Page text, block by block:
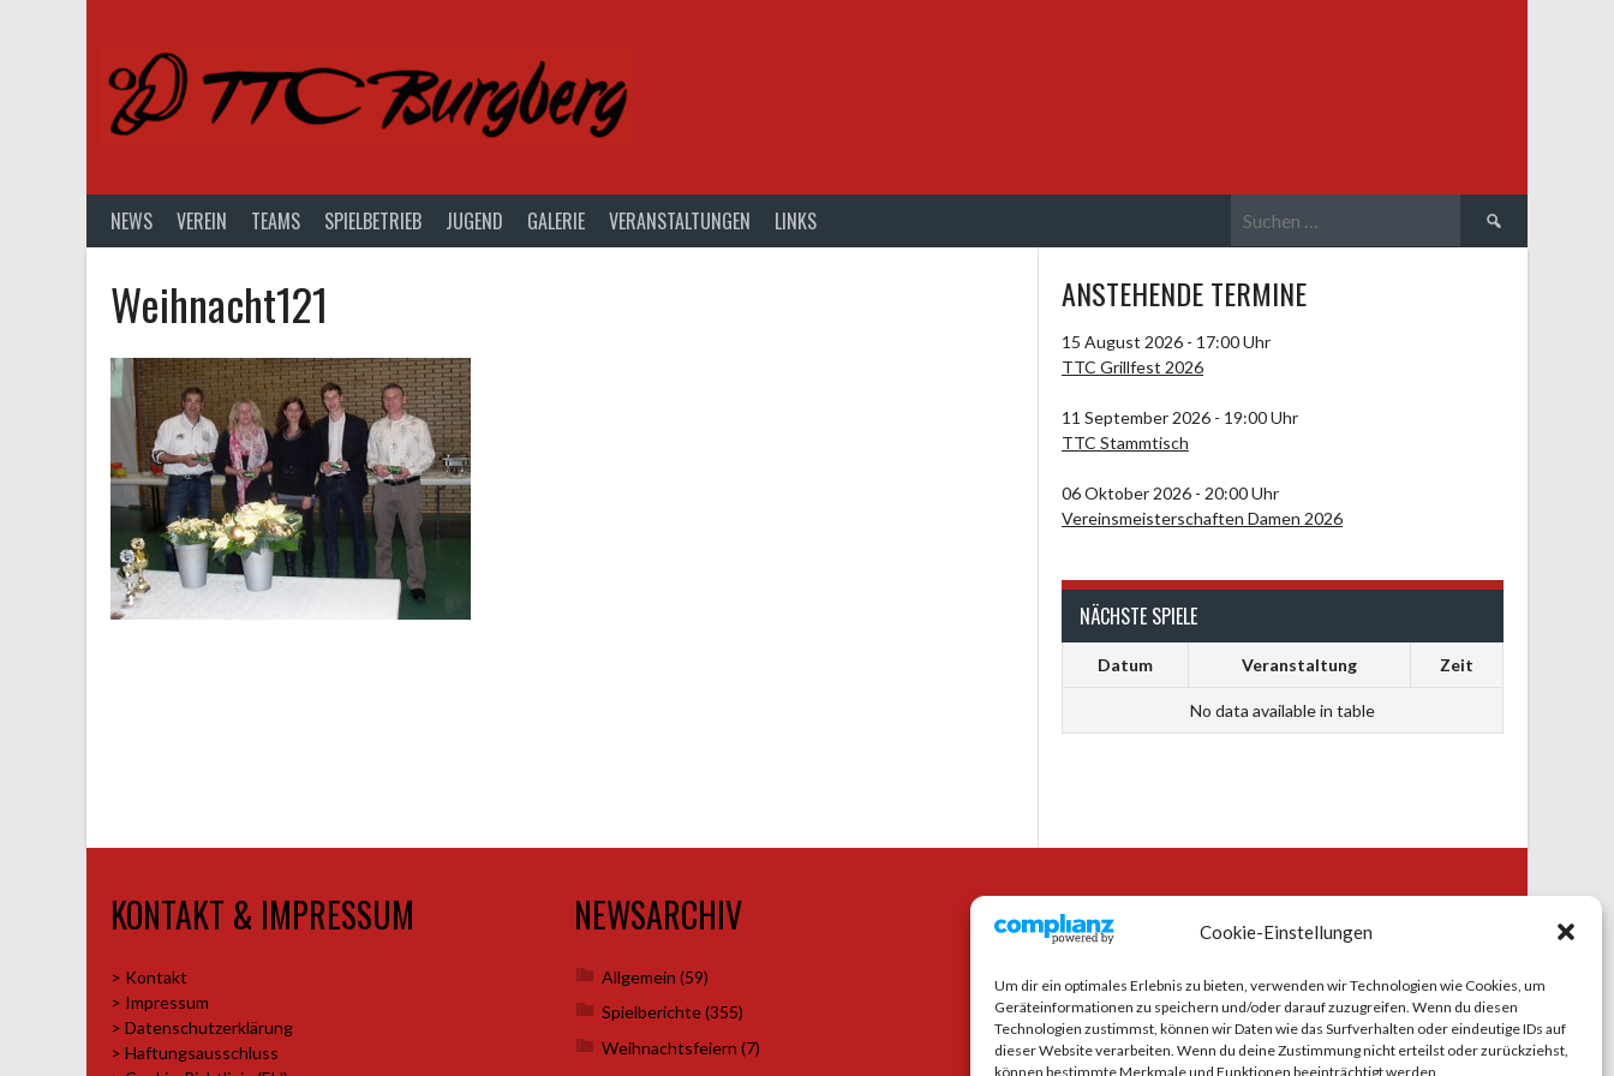
Cookie-Einstellungen
Um dir ein optimales Erlebnis zu bieten, verwenden wir Technologien wie Cookies, um
Geräteinformationen zu speichern und/oder darauf zuzugreifen. Wenn du diesen
Technologien zustimmst, können wir Daten wie das Surfverhalten oder eindeutige IDs auf
dieser Website verarbeiten. Wenn du deine Zustimmung nicht erteilst oder zurückziehst,
können bestimmte Merkmale und Funktionen beeinträchtigt werden.
NEWS VEREIN TEAMS SPIELBETRIEB JUGEND GALERIE VERANSTALTUNGEN LINKS
nach:
Weihnacht121 ANSTEHENDE TERMINE
15 August 2026 - 17:00 Uhr
TTC Grillfest 2026
11 September 2026 - 19:00 Uhr
TTC Stammtisch
06 Oktober 2026 - 20:00 Uhr
Vereinsmeisterschaften Damen 2026
NÄCHSTE SPIELE
Datum Veranstaltung Zeit
No data available in table
KONTAKT & IMPRESSUM
> Kontakt
> Impressum
> Datenschutzerklärung
> Haftungsausschluss
NEWSARCHIV
Allgemein (59)
Spielberichte(355)
Weihnachtsfeiern (7)
SOCIAL MEDIA